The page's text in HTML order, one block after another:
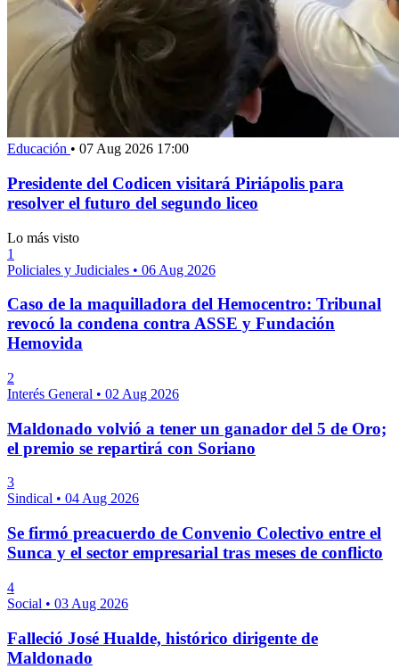
Educación • 07 Aug 2026 17:00
Presidente del Codicen visitará Piriápolis para
resolver el futuro del segundo liceo
Lo más visto
1
Policiales y Judiciales • 06 Aug 2026
Caso de la maquilladora del Hemocentro: Tribunal
revocó la condena contra ASSE y Fundación
Hemovida
2
Interés General • 02 Aug 2026
Maldonado volvió a tener un ganador del 5 de Oro;
el premio se repartirá con Soriano
3
Sindical • 04 Aug 2026
Se firmó preacuerdo de Convenio Colectivo entre el
Sunca y el sector empresarial tras meses de conflicto
4
Social • 03 Aug 2026
Falleció José Hualde, histórico dirigente de
Maldonado